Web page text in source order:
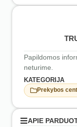
Papildomos
neturime.
KATEGORIJA
Prekybos
APIE